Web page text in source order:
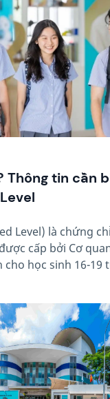
Thông tin cần
Level) là chứng
cấp bởi Cơ
cho học sinh 16-19